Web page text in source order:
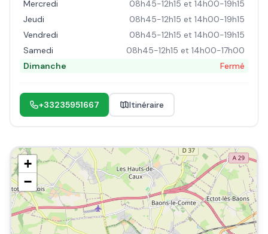
Mercredi
08h45-12h15 et 14h00-19h15
Jeudi
08h45-12h15 et 14h00-19h15
Vendredi
08h45-12h15 et 14h00-19h15
Samedi
08h45-12h15 et 14h00-17h00
Dimanche
Fermé
+33235951667 Itinéraire
+
−